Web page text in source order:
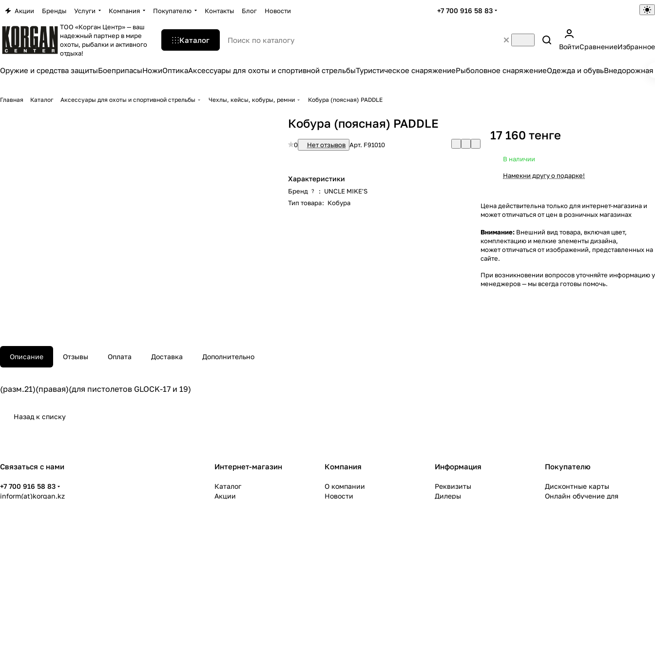
Акции Бренды Услуги Компания Покупателю Контакты Блог Новости +7 700 916 58 83
ТОО «Корган Центр» — ваш
надежный партнер в мире
охоты, рыбалки и активного
отдыха!
Каталог
ВойтиСравнениеИзбранное
Оружие и средства защитыБоеприпасыНожиОптикаАксессуары для охоты и спортивной стрельбыТуристическое снаряжениеРыболовное снаряжениеОдежда и обувьВнедорожная
Главная Каталог Аксессуары для охоты и спортивной стрельбы Чехлы, кейсы, кобуры, ремни Кобура (поясная) PADDLE
Кобура (поясная) PADDLE
0 Нет отзывов Арт. F91010
Характеристики
Бренд ? : UNCLE MIKE'S
Тип товара: Кобура
17 160 тенге
В наличии
Намекни другу о подарке!
Цена действительна только для интернет-магазина и
может отличаться от цен в розничных магазинах
Внимание: Внешний вид товара, включая цвет,
комплектацию и мелкие элементы дизайна,
может отличаться от изображений, представленных на
сайте.
При возникновении вопросов уточняйте информацию у
менеджеров— мы всегда готовы помочь.
Описание Отзывы Оплата Доставка Дополнительно
(разм.21)(правая)(для пистолетов GLOCK-17 и 19)
Назад к списку
Связаться с нами
+7 700 916 58 83
inform(at)korgan.kz
Интернет-магазин
Каталог
Акции
Компания
О компании
Новости
Информация
Реквизиты
Дилеры
Покупателю
Дисконтные карты
Онлайн обучение для